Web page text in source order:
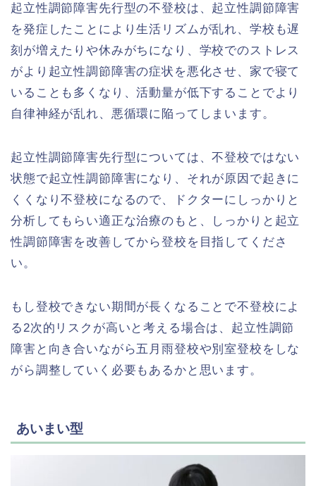
起立性調節障害先行型の不登校は、起立性調節障害
を発症したことにより生活リズムが乱れ、学校も遅
刻が増えたりや休みがちになり、学校でのストレス
がより起立性調節障害の症状を悪化させ、家で寝て
いることも多くなり、活動量が低下することでより
自律神経が乱れ、悪循環に陥ってしまいます。
起立性調節障害先行型については、不登校ではない
状態で起立性調節障害になり、それが原因で起きに
くくなり不登校になるので、ドクターにしっかりと
分析してもらい適正な治療のもと、しっかりと起立
性調節障害を改善してから登校を目指してくださ
い。
もし登校できない期間が長くなることで不登校によ
る2次的リスクが高いと考える場合は、起立性調節
障害と向き合いながら五月雨登校や別室登校をしな
がら調整していく必要もあるかと思います。
あいまい型